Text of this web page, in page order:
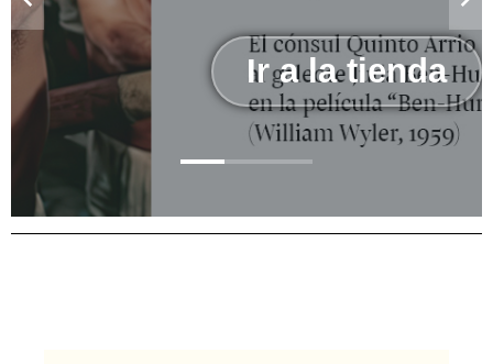
Ir a la tienda